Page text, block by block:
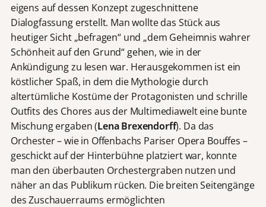
eigens auf dessen Konzept zugeschnittene
Dialogfassung erstellt. Man wollte das Stück aus
heutiger Sicht „befragen“ und „dem Geheimnis wahrer
Schönheit auf den Grund“ gehen, wie in der
Ankündigung zu lesen war. Herausgekommen ist ein
köstlicher Spaß, in dem die Mythologie durch
altertümliche Kostüme der Protagonisten und schrille
Outfits des Chores aus der Multimediawelt eine bunte
Mischung ergaben (Lena Brexendorff). Da das
Orchester – wie in Offenbachs Pariser Opera Bouffes –
geschickt auf der Hinterbühne platziert war, konnte
man den überbauten Orchestergraben nutzen und
näher an das Publikum rücken. Die breiten Seitengänge
des Zuschauerraums ermöglichten